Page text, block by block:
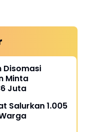
Disomasi
Minta
Juta
Salurkan 1.005